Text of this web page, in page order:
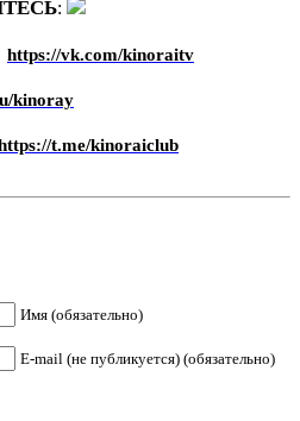
:
https://vk.com/kinoraitv
kinoray
t.me/kinoraiclub
Имя (обязательно)
E-mail (не публикуется) (обязательно)